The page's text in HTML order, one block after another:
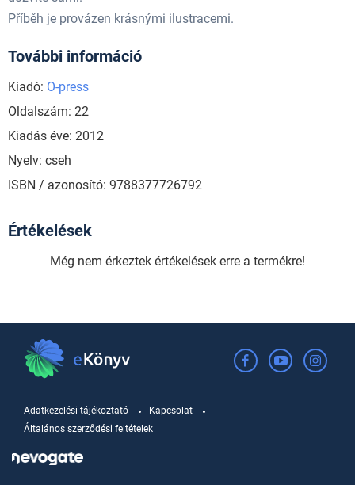
Příběh je provázen krásnými ilustracemi.
További információ
Kiadó: O-press
Oldalszám: 22
Kiadás éve: 2012
Nyelv: cseh
ISBN / azonosító: 9788377726792
Értékelések
Még nem érkeztek értékelések erre a termékre!
Adatkezelési tájékoztató
Kapcsolat
Általános szerződési feltételek